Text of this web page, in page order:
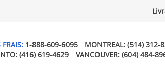
FRAIS: 1-888-609-6095 MONTREAL: (514) 312-
(416) 619-4629 VANCOUVER: (604) 484-